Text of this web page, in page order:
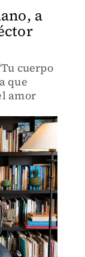
a
cuerpo
que
amor